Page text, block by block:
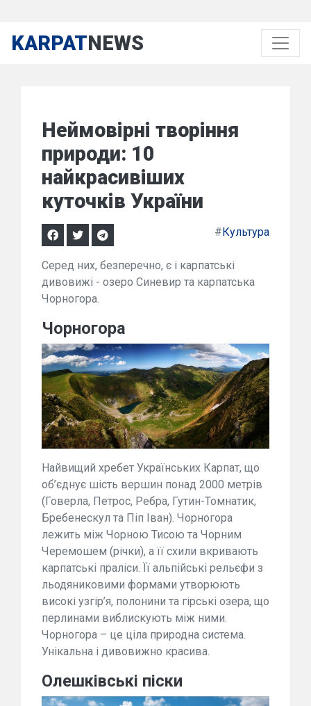
KARPATNEWS
Неймовірні творіння
природи: 10
найкрасивіших
куточків України
#Культура
Серед них, безперечно, є і карпатські
дивовижі - озеро Синевир та карпатська
Чорногора.
Чорногора
Найвищий хребет Українських Карпат, що
об’єднує шість вершин понад 2000 метрів
(Говерла, Петрос, Ребра, Гутин-Томнатик,
Бребенескул та Піп Іван). Чорногора
лежить між Чорною Тисою та Чорним
Черемошем (річки), а її схили вкривають
карпатські праліси. Її альпійські рельєфи з
льодяниковими формами утворюють
високі узгір’я, полонини та гірські озера, що
перлинами виблискують між ними.
Чорногора – це ціла природна система.
Унікальна і дивовижно красива.
Олешківські піски